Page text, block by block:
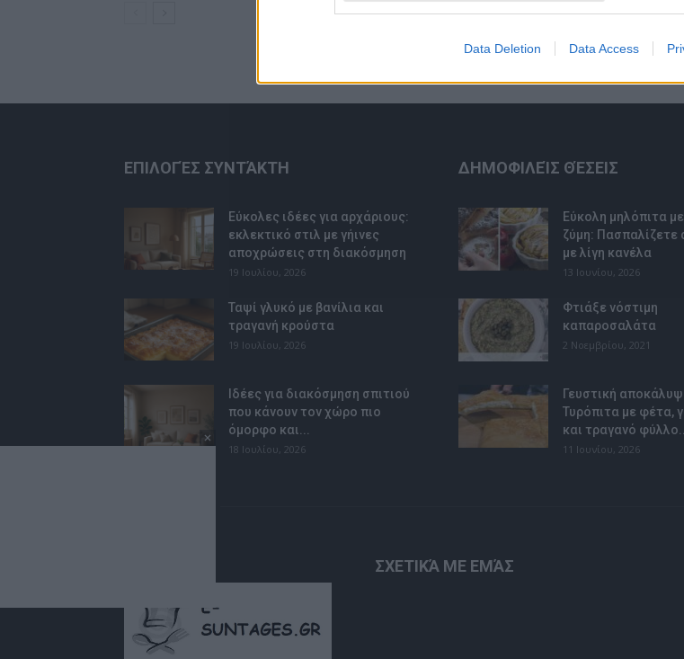
Data Deletion Data Access
ΕΠΙΛΟΓΈΣ ΣΥΝΤΆΚΤΗ
Εύκολες ιδέες για αρχάριους:
εκλεκτικό στιλ με γήινες
αποχρώσεις στη διακόσμηση
19 Ιουλίου, 2026
Ταψί γλυκό με βανίλια και
τραγανή κρούστα
19 Ιουλίου, 2026
Ιδέες για διακόσμηση σπιτιού
που κάνουν τον χώρο πιο
όμορφο και...
18 Ιουλίου, 2026
ΔΗΜΟΦΙΛΕΊΣ ΘΈΣΕΙΣ
Εύκολη μηλόπιτα
ζύμη: Πασπαλίζετε
με λίγη κανέλα
13 Ιουνίου, 2026
Φτιάξε νόστιμη
καπαροσαλάτα
2 Νοεμβρίου, 2021
Γευστική
Τυρόπιτα με φέτα,
και τραγανό
11 Ιουνίου, 2026
ΣΧΕΤΙΚΆ ΜΕ ΕΜΆΣ